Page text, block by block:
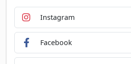
Instagram
Facebook